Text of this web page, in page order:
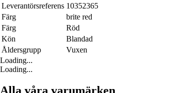
Leverantörsreferens 10352365
Färg
brite red
Färg
Röd
Kön
Blandad
Åldersgrupp
Vuxen
Loading...
Loading...